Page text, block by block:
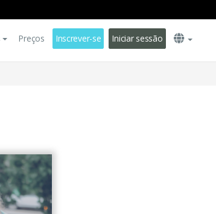
Preços Inscrever-se Iniciar sessão